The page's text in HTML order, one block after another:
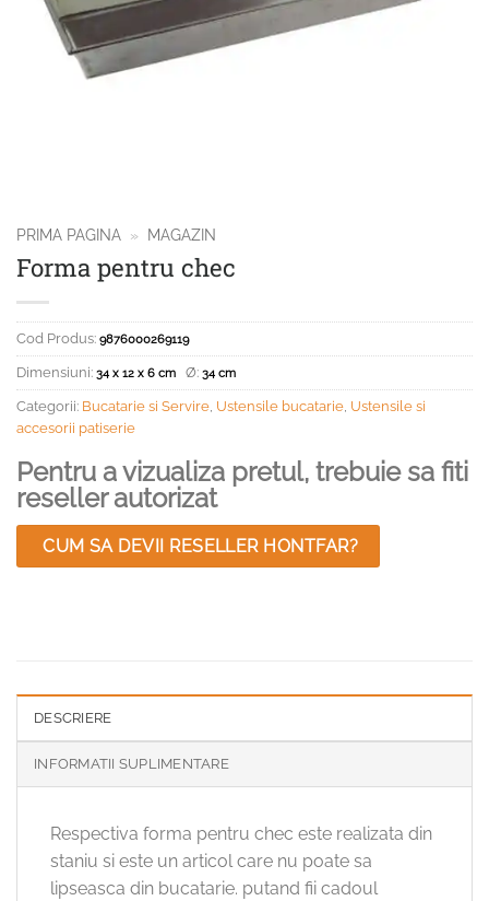
PRIMA PAGINA » MAGAZIN
Forma pentru chec
Cod Produs: 9876000269119
Dimensiuni: 34 x 12 x 6 cm Ø: 34 cm
Categorii: Bucatarie si Servire Ustensile bucatarie Ustensile si
accesorii patiserie
Pentru a vizualiza pretul, trebuie sa fiti
reseller autorizat
CUM SA DEVII RESELLER HONTFAR?
DESCRIERE
INFORMATII SUPLIMENTARE
Respectiva forma pentru chec este realizata din
staniu si este un articol care nu poate sa
lipseasca din bucatarie. putand fii cadoul